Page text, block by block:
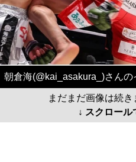
朝倉海(@kai_asakura_)さんの
まだまだ画像は続き
↓ スクロール